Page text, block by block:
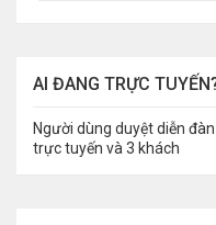
AI ĐANG TRỰC
Người dùng duyệt diễn
trực tuyến và 3 khách